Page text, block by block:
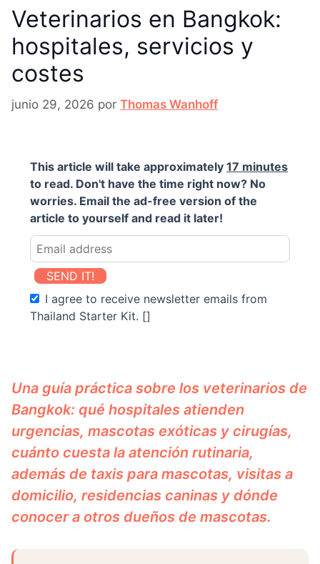
Veterinarios en Bangkok:
hospitales, servicios y
costes
junio 29, 2026 por Thomas Wanhoff
This article will take approximately 17 minutes
to read. Don't have the time right now? No
worries. Email the ad-free version of the
article to yourself and read it later!
SEND IT!
I agree to receive newsletter emails from
Thailand Starter Kit. []
Una guía práctica sobre los veterinarios de
Bangkok: qué hospitales atienden
urgencias, mascotas exóticas y cirugías,
cuánto cuesta la atención rutinaria,
además de taxis para mascotas, visitas a
domicilio, residencias caninas y dónde
conocer a otros dueños de mascotas.